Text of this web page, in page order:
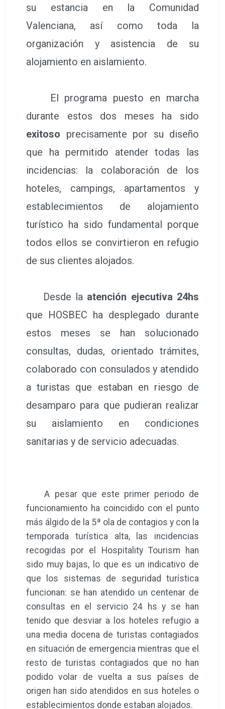
su estancia en la Comunidad
Valenciana, así como toda la
organización y asistencia de su
alojamiento en aislamiento.
El programa puesto en marcha
durante estos dos meses ha sido
exitoso precisamente por su diseño
que ha permitido atender todas las
incidencias: la colaboración de los
hoteles, campings, apartamentos y
establecimientos de alojamiento
turístico ha sido fundamental porque
todos ellos se convirtieron en refugio
de sus clientes alojados.
Desde laatención ejecutiva 24hs
que HOSBEC ha desplegado durante
estos meses se han solucionado
consultas, dudas, orientado trámites,
colaborado con consulados y atendido
a turistas que estaban en riesgo de
desamparo para que pudieran realizar
su aislamiento en condiciones
sanitarias y de servicio adecuadas.
A pesar que este primer periodo de
funcionamiento ha coincidido con el punto
más álgido de la 5ª ola de contagios y con la
temporada turística alta, las incidencias
recogidas por el Hospitality Tourism han
sido muy bajas, lo que es un indicativo de
que los sistemas de seguridad turística
funcionan: se han atendido un centenar de
consultas en el servicio 24 hs y se han
tenido que desviar a los hoteles refugio a
una media docena de turistas contagiados
en situación de emergencia mientras que el
resto de turistas contagiados que no han
podido volar de vuelta a sus países de
origen han sido atendidos en sus hoteles o
establecimientos donde estaban alojados.